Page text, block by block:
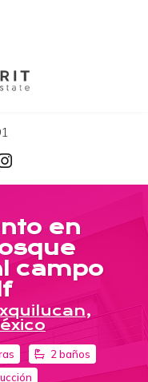
en
campo
,
2 baños